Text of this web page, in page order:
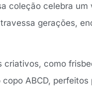
coleção celebra
gerações,
como
ABCD,